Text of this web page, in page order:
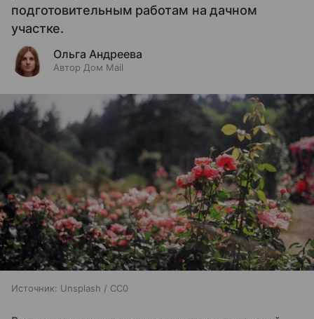
подготовительным работам на дачном
участке.
Ольга Андреева
Автор Дом Mail
Источник: Unsplash / CC0